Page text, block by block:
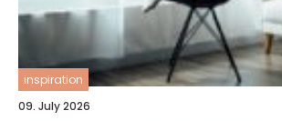
inspiration
09. July 2026